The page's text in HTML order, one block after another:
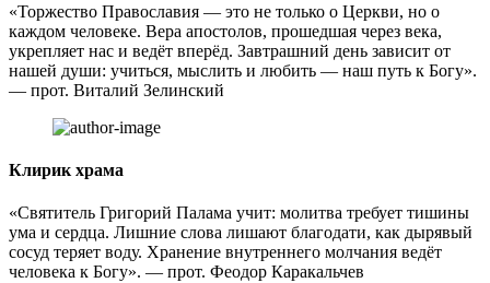
«Торжество Православия — это не только о Церкви, но о
каждом человеке. Вера апостолов, прошедшая через века,
укрепляет нас и ведёт вперёд. Завтрашний день зависит от
нашей души: учиться, мыслить и любить — наш путь к Богу».
— прот. Виталий Зелинский
Клирик храма
«Святитель Григорий Палама учит: молитва требует тишины
ума и сердца. Лишние слова лишают благодати, как дырявый
сосуд теряет воду. Хранение внутреннего молчания ведёт
человека к Богу». — прот. Феодор Каракальчев